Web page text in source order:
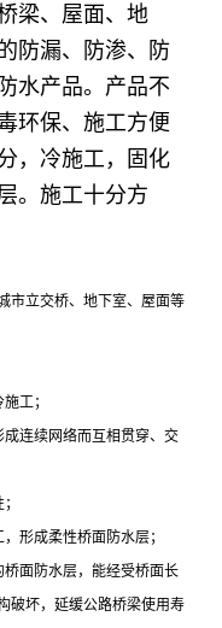
梁、屋面、地
防漏、防渗、防
水产品。产品不
环保、施工方便
，冷施工，固化
。施工十分方
市立交桥、地下室、屋面等
工；
连续网络而互相贯穿、交
形成柔性桥面防水层；
面防水层，能经受桥面长
破坏，延缓公路桥梁使用寿